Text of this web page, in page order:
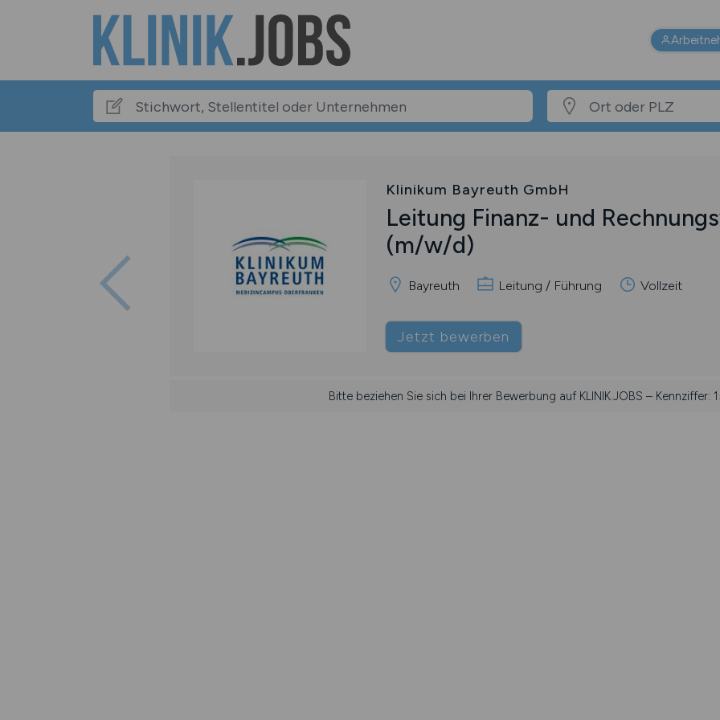
Klinikum Bayreuth GmbH
Leitung Finanz- und
(m/w/d)
Bayreuth Leitung / Führung Vollzeit
Jetzt bewerben
Bitte beziehen Sie sich bei Ihrer Bewerbung auf KLINIK.JOBS – Kennziffer: